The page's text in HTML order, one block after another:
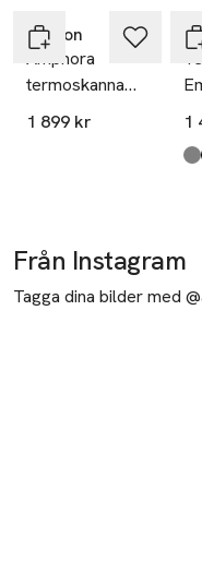
Stelton
Amphora
termoskanna
1.2 l. stål
1 899 kr
1
Från Instagram
Tagga dina bilder med